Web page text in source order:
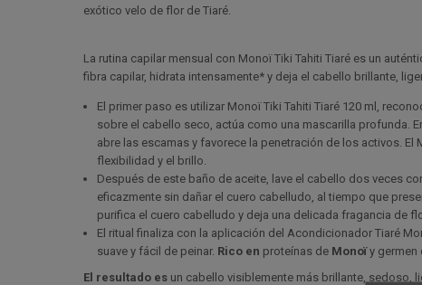
exótico velo de flor de Tiaré.
La rutina capilar mensual con Monoï Tiki Tahiti Tiaré es un
fibra capilar, hidrata intensamente* y deja el cabello brillante,
El primer paso es utilizar Monoï Tiki Tahiti Tiaré 120 ml,
sobre el cabello seco, actúa como una mascarilla profunda.
abre las escamas y favorece la penetración de los activos.
flexibilidad y el brillo.
Después de este baño de aceite, lave el cabello dos veces
eficazmente sin dañar el cuero cabelludo, al tiempo que
purifica el cuero cabelludo y deja una delicada fragancia de
El ritual finaliza con la aplicación del Acondicionador Tiaré
suave y fácil de peinar. Rico en proteínas de Monoïy germen
El resultado es un cabello visiblemente más brillante, sedoso,